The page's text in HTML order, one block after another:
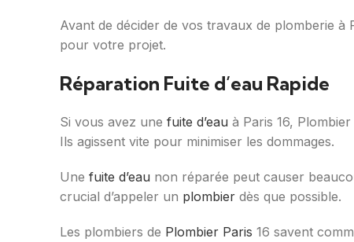
Avant de décider de vos travaux de plomberie à
pour votre projet.
Réparation Fuite d’eau Rapide
Si vous avez une fuite d’eau à Paris 16,
Ils agissent vite pour minimiser les dommages.
Une fuite d’eau non réparée peut causer
crucial d’appeler un plombier dès que possible.
Les plombiers de Plombier Paris 16 savent